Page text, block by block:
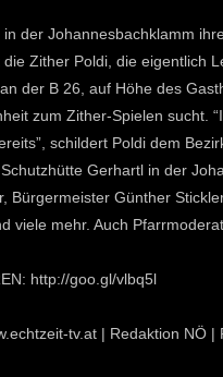
der Johannesbachklamm
die Zither Poldi, die
der B 26, auf Höhe des
zum Zither-Spielen sucht.
schildert Poldi dem
Gerhartl in der
Bürgermeister Günther
viele mehr. Auch
http://goo.gl/vlbq5l
tv.at | Redaktion NÖ |